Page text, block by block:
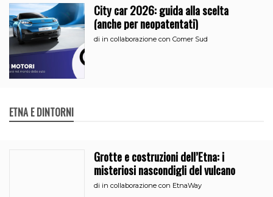
City car 2026: guida alla scelta
(anche per neopatentati)
di in collaborazione con Comer Sud
ETNA E DINTORNI
Grotte e costruzioni dell’Etna: i
misteriosi nascondigli del vulcano
di in collaborazione con EtnaWay